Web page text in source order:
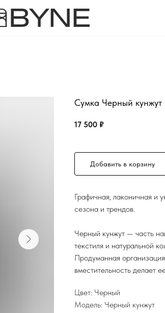
Сумка Черный кунжут
17 500 ₽
Добавить в корзину
Графичная, лаконичная и
сезона и трендов.
Черный кунжут — часть
текстиля и натуральной
Продуманная
вместительность делает
Цвет: Черный
Модель: Черный кунжут